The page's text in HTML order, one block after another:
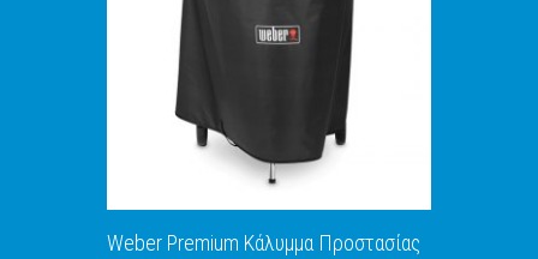
Weber Premium Κάλυμμα Προστασίας